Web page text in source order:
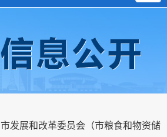
市发展和改革委员会（市粮食和物资储